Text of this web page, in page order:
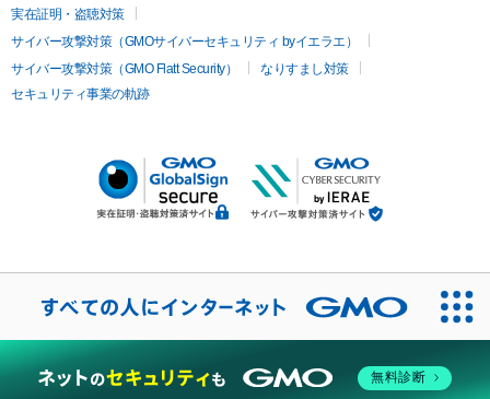
実在証明・盗聴対策
サイバー攻撃対策（GMOサイバーセキュリティ byイエラエ）
サイバー攻撃対策（GMO Flatt Security）
なりすまし対策
セキュリティ事業の軌跡
無料診断